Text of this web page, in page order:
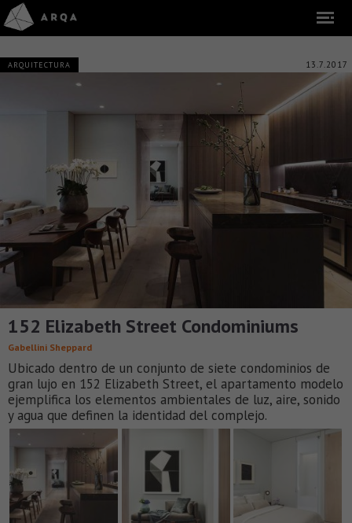
ARQUITECTURA 13.7.2017
152 Elizabeth Street Condominiums
Gabellini Sheppard
Ubicado dentro de un conjunto de siete condominios de
gran lujo en 152 Elizabeth Street, el apartamento modelo
ejemplifica los elementos ambientales de luz, aire, sonido
y agua que definen la identidad del complejo.